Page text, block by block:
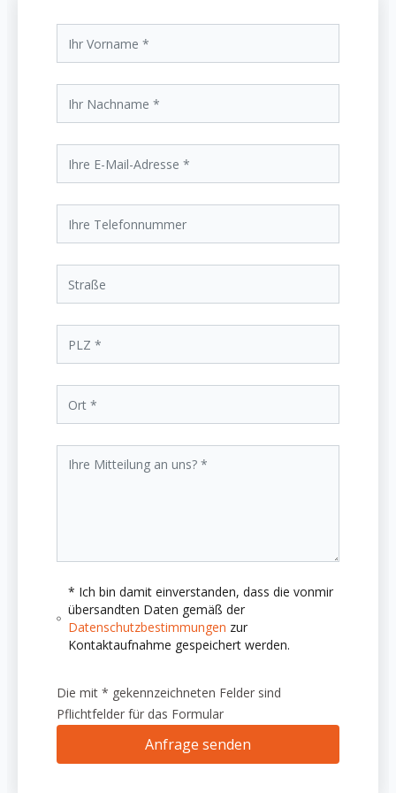
* Ich bin damit einverstanden, dass die vonmir
übersandten Daten gemäß der
Datenschutzbestimmungen zur
Kontaktaufnahme gespeichert werden.
Die mit * gekennzeichneten Felder sind
Pflichtfelder für das Formular
Anfrage senden